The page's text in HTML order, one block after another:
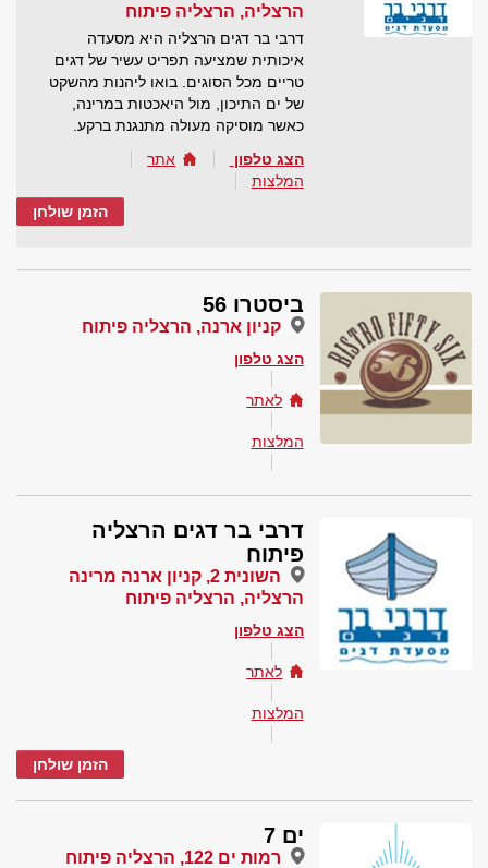
הרצליה, הרצליה פיתוח
דרבי בר דגים הרצליה היא מסעדה
איכותית שמציעה תפריט עשיר של דגים
טריים מכל הסוגים. בואו ליהנות מהשקט
של ים התיכון, מול היאכטות במרינה,
כאשר מוסיקה מעולה מתנגנת ברקע.
הצג טלפון
אתר
המלצות
הזמן שולחן
ביסטרו 56
קניון ארנה, הרצליה פיתוח
הצג טלפון
לאתר
המלצות
דרבי בר דגים הרצליה
פיתוח
השונית 2, קניון ארנה מרינה
הרצליה, הרצליה פיתוח
הצג טלפון
לאתר
המלצות
הזמן שולחן
ים 7
רמות ים 122, הרצליה פיתוח